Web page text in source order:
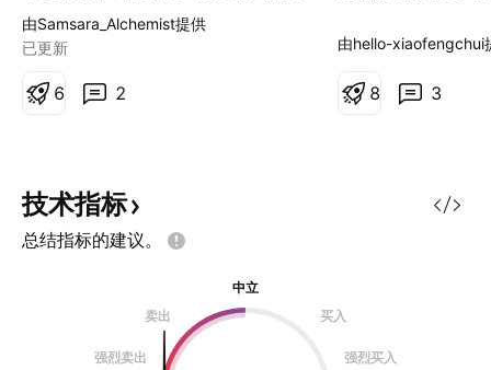
整，但是较为模糊） 在2022年止跌
并完成一段驱动浪型， 如图为4月
推动浪型： 目前行情处于调整的阶
附近为比较感兴趣的接多位置， 第
一止盈位置为前高44.5附近， 第二
止盈位置为62附近， 如图所示： 在
运行过程过程中进行不断的追踪保
护。 当然对于股票来说技术分析只
是挑选标的的一个方面， 基本面的
分析也很重要。
由Samsara_Alchemist提供
已更新
2
6
着看空了就没关注
买点，实际上右侧
由hello-xiaofengchui
3
8
技术指标
总结指标的建议。
中立
卖出
买入
强烈卖出 强烈买入